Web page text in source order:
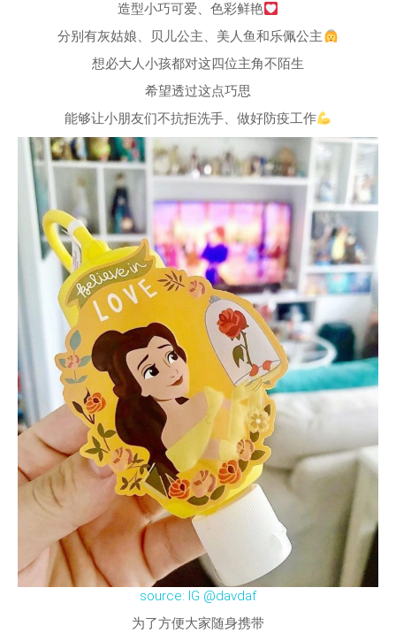
造型小巧可爱、色彩鲜艳
分别有灰姑娘、贝儿公主、美人鱼和乐佩公主
想必大人小孩都对这四位主角不陌生
希望透过这点巧思
能够让小朋友们不抗拒洗手、做好防疫工作
source: IG @davdaf
为了方便大家随身携带